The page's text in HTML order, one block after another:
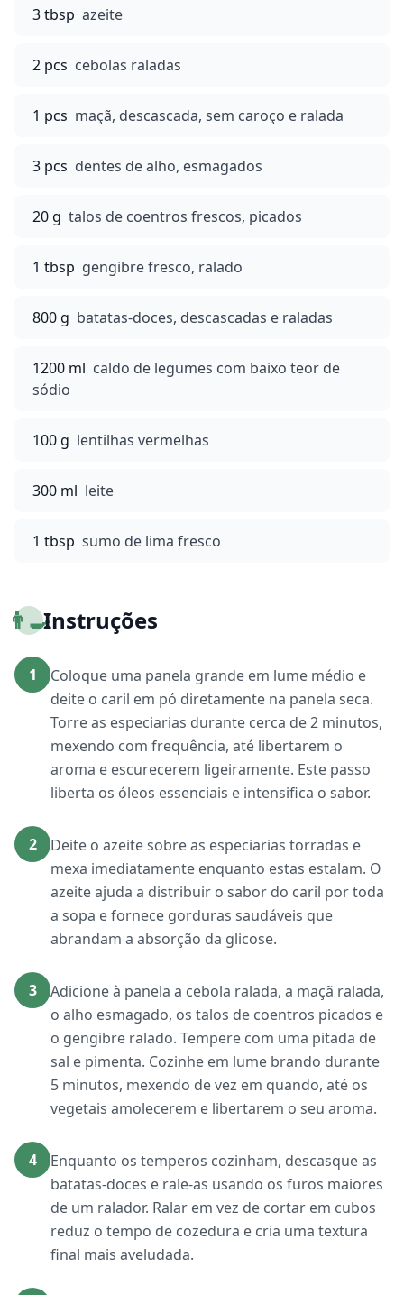
3 tbsp azeite
2 pcs cebolas raladas
1 pcs maçã, descascada, sem caroço e ralada
3 pcs dentes de alho, esmagados
20 g talos de coentros frescos, picados
1 tbsp gengibre fresco, ralado
800 g batatas-doces, descascadas e raladas
1200 ml caldo de legumes com baixo teor de
sódio
100 g lentilhas vermelhas
300 ml leite
1 tbsp sumo de lima fresco
👨‍🍳Instruções
1
Coloque uma panela grande em lume médio e
deite o caril em pó diretamente na panela seca.
Torre as especiarias durante cerca de 2 minutos,
mexendo com frequência, até libertarem o
aroma e escurecerem ligeiramente. Este passo
liberta os óleos essenciais e intensifica o sabor.
2
Deite o azeite sobre as especiarias torradas e
mexa imediatamente enquanto estas estalam. O
azeite ajuda a distribuir o sabor do caril por toda
a sopa e fornece gorduras saudáveis que
abrandam a absorção da glicose.
3
Adicione à panela a cebola ralada, a maçã ralada,
o alho esmagado, os talos de coentros picados e
o gengibre ralado. Tempere com uma pitada de
sal e pimenta. Cozinhe em lume brando durante
5 minutos, mexendo de vez em quando, até os
vegetais amolecerem e libertarem o seu aroma.
4
Enquanto os temperos cozinham, descasque as
batatas-doces e rale-as usando os furos maiores
de um ralador. Ralar em vez de cortar em cubos
reduz o tempo de cozedura e cria uma textura
final mais aveludada.